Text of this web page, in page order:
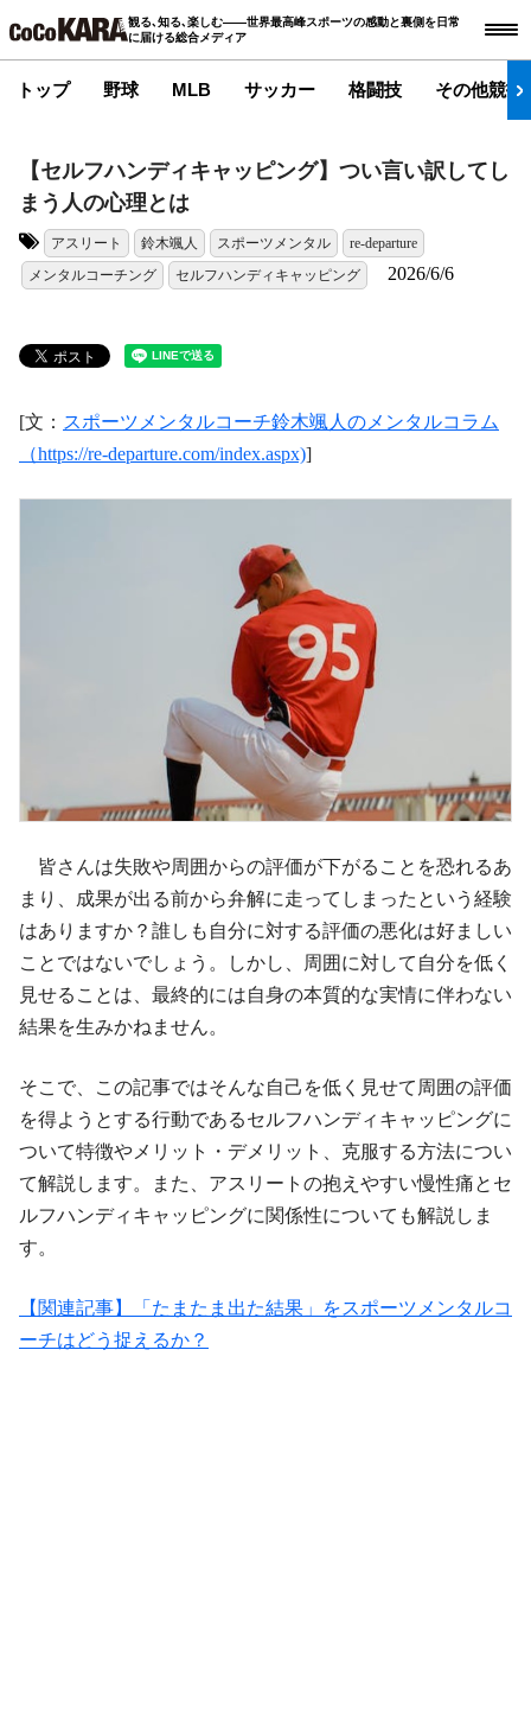
観る､知る､楽しむ――世界最高峰スポーツの感動と裏側を日常
に届ける総合メディア
トップ 野球 MLB サッカー 格闘技 その他競技
【セルフハンディキャッピング】つい言い訳してし
まう人の心理とは
アスリート 鈴木颯人 スポーツメンタル
re-departure
メンタルコーチング
セルフハンディキャッピング 2026/6/6
[文： スポーツメンタルコーチ鈴木颯人のメンタルコラム
（https://re-departure.com/index.aspx)]
皆さんは失敗や周囲からの評価が下がることを恐れるあ
まり、成果が出る前から弁解に走ってしまったという経験
はありますか？誰しも自分に対する評価の悪化は好ましい
ことではないでしょう。しかし、周囲に対して自分を低く
見せることは、最終的には自身の本質的な実情に伴わない
結果を生みかねません。
そこで、この記事ではそんな自己を低く見せて周囲の評価
を得ようとする行動であるセルフハンディキャッピングに
ついて特徴やメリット・デメリット、克服する方法につい
て解説します。また、アスリートの抱えやすい慢性痛とセ
ルフハンディキャッピングに関係性についても解説しま
す。
【関連記事】「たまたま出た結果」をスポーツメンタルコ
ーチはどう捉えるか？